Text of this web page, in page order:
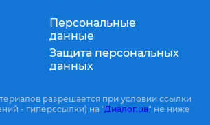
Персональные
данные
Защита персональных
данных
разрешается при условии ссылки
- гиперссылки) на "Диалог.ua" не ниже